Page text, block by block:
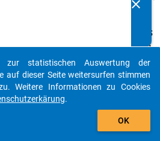
uts
chl
an
d
clear
auto_stories
add_shopping_cart
zur statistischen Auswertung der
auf dieser Seite weitersurfen stimmen
Weitere Informationen zu Cookies
.
OK